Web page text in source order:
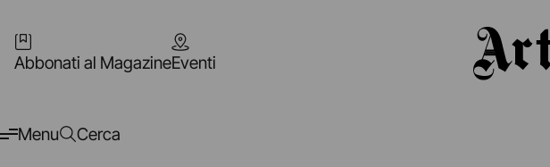
Abbonati al MagazineEventi
Menu Cerca